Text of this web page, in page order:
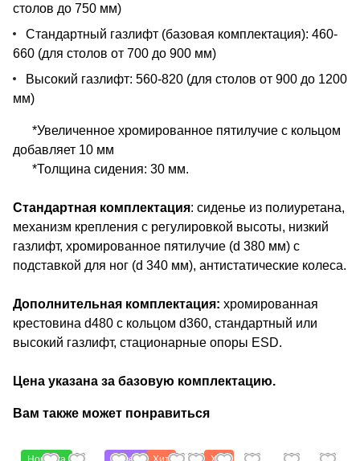
столов до 750 мм)
Стандартный газлифт (базовая комплектация): 460-
660 (для столов от 700 до 900 мм)
Высокий газлифт: 560-820 (для столов от 900 до 1200
мм)
*Увеличенное хромированное пятилучие с кольцом
добавляет 10 мм
*Толщина сидения: 30 мм.
Стандартная комплектация: сиденье из полиуретана,
механизм крепления с регулировкой высоты, низкий
газлифт, хромированное пятилучие (d 380 мм) с
подставкой для ног (d 340 мм), антистатические колеса.
Дополнительная комплектация: хромированная
крестовина d480 с кольцом d360, стандартный или
высокий газлифт, стационарные опоры ESD.
Цена указана за базовую комплектацию.
Вам также может понравиться